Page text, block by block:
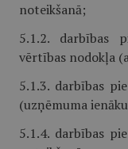
noteikšanā;
5.1.2. darbības
vērtības nodokļa
5.1.3. darbības
(uzņēmuma
5.1.4. darbības